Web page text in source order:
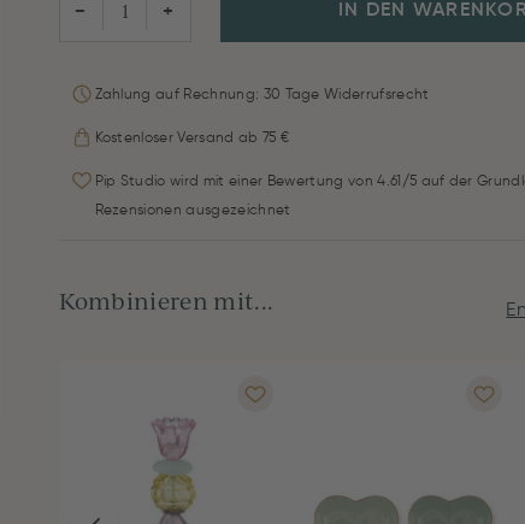
− + IN DEN
Zahlung auf Rechnung: 30 Tage Widerrufsrecht
Kostenloser Versand ab 75 €
Pip Studio wird mit einer Bewertung von 4.61/5 auf der
Rezensionen ausgezeichnet
Kombinieren mit...